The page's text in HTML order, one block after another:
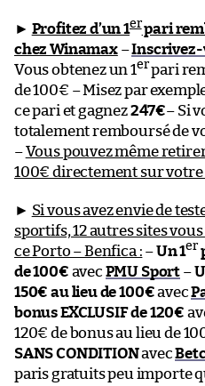
► Profitez d’un 1erpari
chez Winamax–Inscrivez-
Vous obtenez un 1erpari
de 100€ – Misez par
ce pari et gagnez247€– Si
totalement remboursé de
–Vous pouvez même
100€ directement sur
► Si vous avez envie de
sportifs, 12 autres sites
ce Porto – Benfica : –Un 1er
de 100€ avec PMU Sport –
150€ au lieu de 100€avec
bonus EXCLUSIF de 120€
120€ de bonus au lieu de
SANS CONDITIONavec
paris gratuits peu importe